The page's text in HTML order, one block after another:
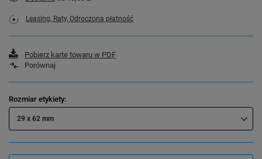
Leasing, Raty, Odroczona płatność
Pobierz kartę towaru w PDF
Porównaj
Rozmiar etykiety
29 x 62 mm